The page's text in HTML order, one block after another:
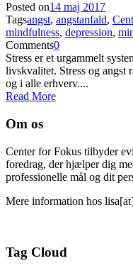
Posted on14 maj 2017
Tagsangst, angstanfald,
mindfulness, depression,
Comments0
Stress er et urgammelt
livskvalitet. Stress og angst
og i alle erhverv....
Read More
Om os
Center for Fokus tilbyder
foredrag, der hjælper dig
professionelle mål og dit
Mere information hos
Tag Cloud